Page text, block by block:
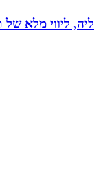
ליווי מלא